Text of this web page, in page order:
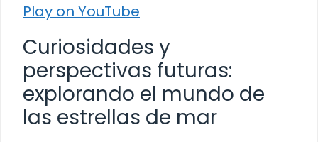
Play on YouTube
Curiosidades y
perspectivas futuras:
explorando el mundo de
las estrellas de mar